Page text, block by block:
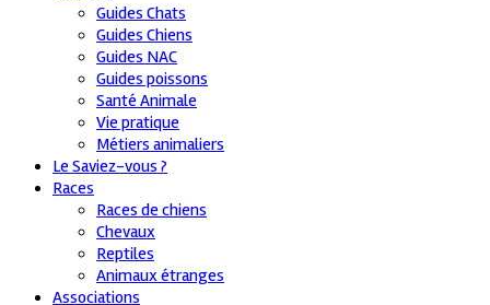
Guides Chats
Guides Chiens
Guides NAC
Guides poissons
Santé Animale
Vie pratique
Métiers animaliers
Le Saviez-vous ?
Races
Races de chiens
Chevaux
Reptiles
Animaux étranges
Associations